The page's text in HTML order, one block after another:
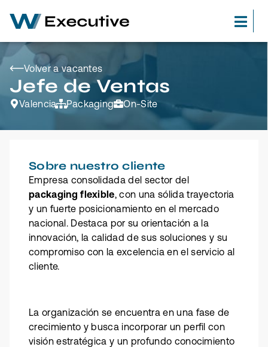
Volver a vacantes
Jefe de Ventas
Valencia Packaging On-Site
Sobre nuestro cliente
Empresa consolidada del sector del
packaging flexible, con una sólida trayectoria
y un fuerte posicionamiento en el mercado
nacional. Destaca por su orientación a la
innovación, la calidad de sus soluciones y su
compromiso con la excelencia en el servicio al
cliente.
La organización se encuentra en una fase de
crecimiento y busca incorporar un perfil con
visión estratégica y un profundo conocimiento